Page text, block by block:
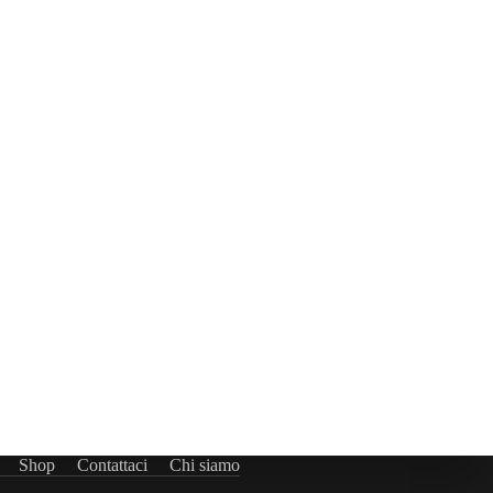
Shop Contattaci Chi siamo